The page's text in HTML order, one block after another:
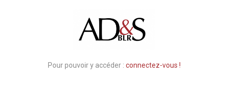
Pour pouvoir y accéder : connectez-vous !